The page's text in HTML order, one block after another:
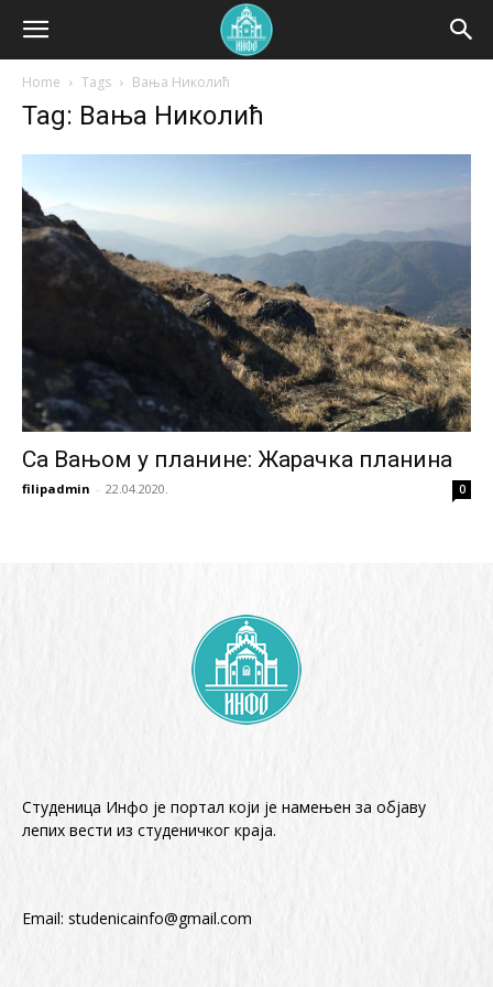
Home Tags Вања Николић
Tag: Вања Николић
Са Вањом у планине: Жарачка планина
filipadmin - 22.04.2020. 0
Студеница Инфо је портал који је намењен за објaву
лепих вести из студеничког краја.
Email: studenicainfo@gmail.com